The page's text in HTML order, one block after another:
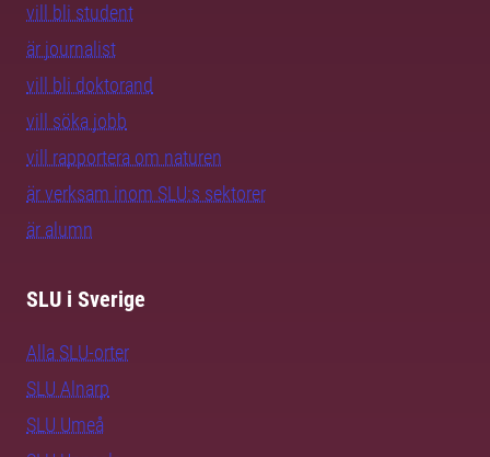
vill bli student
är journalist
vill bli doktorand
vill söka jobb
vill rapportera om naturen
är verksam inom SLU:s sektorer
är alumn
SLU i Sverige
Alla SLU-orter
SLU Alnarp
SLU Umeå